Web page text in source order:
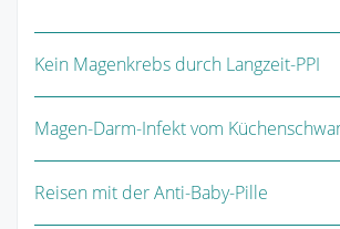
Kein Magenkrebs durch Langzeit-PPI
Magen-Darm-Infekt vom
Reisen mit der Anti-Baby-Pille